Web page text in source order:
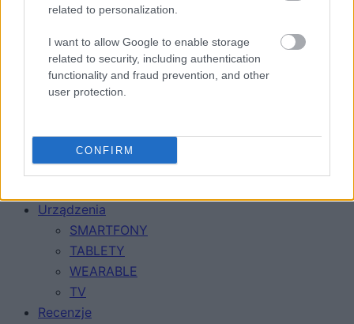
related to personalization.
I want to allow Google to enable storage
related to security, including authentication
functionality and fraud prevention, and other
user protection.
CONFIRM
Kontakt
Urządzenia
SMARTFONY
TABLETY
WEARABLE
TV
Recenzje